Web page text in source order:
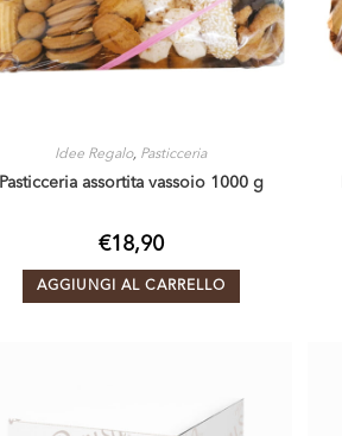
Idee Regalo, Pasticceria
Pasticceria assortita vassoio 1000 g
€18,90
AGGIUNGI AL CARRELLO